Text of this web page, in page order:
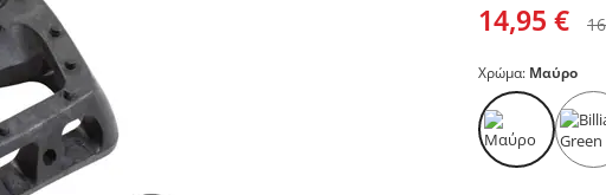
14,95 €
Χρώμα: Μαύρο